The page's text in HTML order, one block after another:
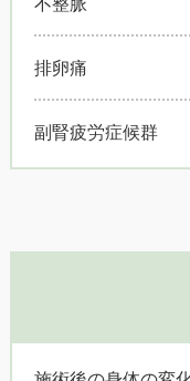
排卵痛
副腎疲労症候群